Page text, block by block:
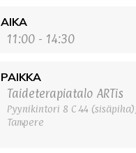
AIKA
11:00 - 14:30
PAIKKA
Taideterapiatalo ARTis
Pyynikintori 8 C 44
Tampere